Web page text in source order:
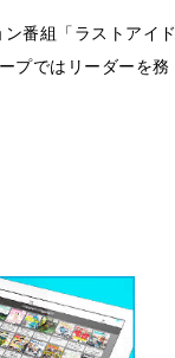
番組「ラストアイド
プではリーダーを務